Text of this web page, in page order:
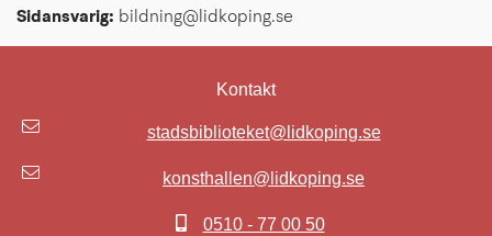
Sidansvarig: bildning@lidkoping.se
Kontakt
stadsbiblioteket@lidkoping.se
konsthallen@lidkoping.se
0510 - 77 00 50